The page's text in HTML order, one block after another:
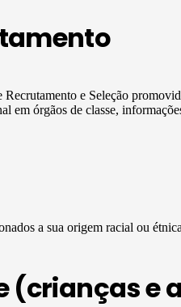
e Seleção
em órgãos de classe,
a sua origem racial ou
(crianças e